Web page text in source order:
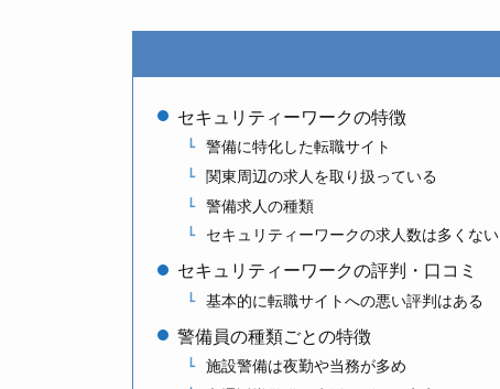
セキュリティーワークの特徴
警備に特化した転職サイト
関東周辺の求人を取り扱っている
警備求人の種類
セキュリティーワークの求人数は多くない
セキュリティーワークの評判・口コミ
基本的に転職サイトへの悪い評判はある
警備員の種類ごとの特徴
施設警備は夜勤や当務が多め